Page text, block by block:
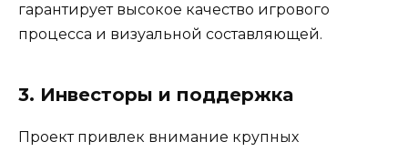
гарантирует высокое качество игрового
процесса и визуальной составляющей.
3. Инвесторы и поддержка
Проект привлек внимание крупных